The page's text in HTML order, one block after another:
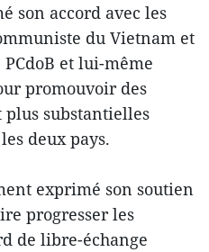
son accord avec les
du Vietnam et
PCdoB et lui-même
promouvoir des
substantielles
deux pays.
exprimé son soutien
progresser les
de libre-échange